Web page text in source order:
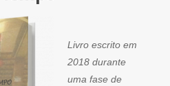
Livro escrito em
2018 durante
uma fase de